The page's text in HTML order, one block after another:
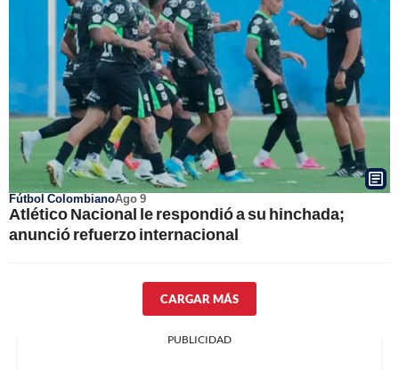
Fútbol ColombianoAgo 9
Atlético Nacional le respondió a su hinchada;
anunció refuerzo internacional
CARGAR MÁS
PUBLICIDAD